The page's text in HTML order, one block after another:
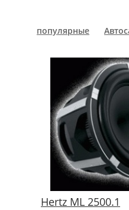
популярные
Hertz ML 2500.1